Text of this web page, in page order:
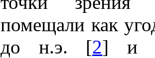
помещали как
до н.э. [2] и